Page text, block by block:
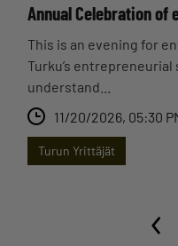
Annual Celebration
This is an evening for
Turku’s
understand...
11/20/2026, 05:30
Turun Yrittäjät